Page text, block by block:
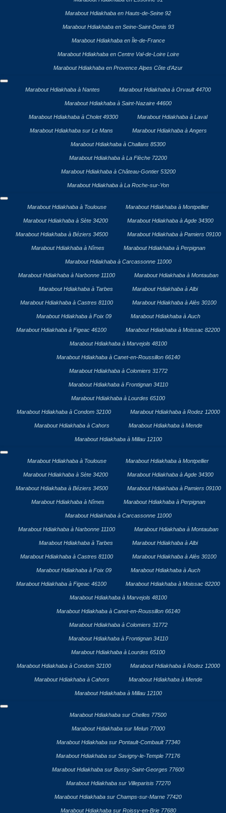
Marabout Hdiakhaba en Hauts-de-Seine 92
Marabout Hdiakhaba en Seine-Saint-Denis 93
Marabout Hdiakhaba en Île-de-France
Marabout Hdiakhaba en Centre Val-de-Loire Loire
Marabout Hdiakhaba en Provence Alpes Côte d’Azur
Marabout Hdiakhaba à Nantes Marabout Hdiakhaba à Orvault 44700
Marabout Hdiakhaba à Saint-Nazaire 44600
Marabout Hdiakhaba à Cholet 49300 Marabout Hdiakhaba à Laval
Marabout Hdiakhaba sur Le Mans Marabout Hdiakhaba à Angers
Marabout Hdiakhaba à Challans 85300
Marabout Hdiakhaba à La Flèche 72200
Marabout Hdiakhaba à Château-Gontier 53200
Marabout Hdiakhaba à La Roche-sur-Yon
Marabout Hdiakhaba à Toulouse Marabout Hdiakhaba à Montpellier
Marabout Hdiakhaba à Sète 34200 Marabout Hdiakhaba à Agde 34300
Marabout Hdiakhaba à Béziers 34500 Marabout Hdiakhaba à Pamiers 09100
Marabout Hdiakhaba à Nîmes Marabout Hdiakhaba à Perpignan
Marabout Hdiakhaba à Carcassonne 11000
Marabout Hdiakhaba à Narbonne 11100 Marabout Hdiakhaba à Montauban
Marabout Hdiakhaba à Tarbes Marabout Hdiakhaba à Albi
Marabout Hdiakhaba à Castres 81100 Marabout Hdiakhaba à Alès 30100
Marabout Hdiakhaba à Foix 09 Marabout Hdiakhaba à Auch
Marabout Hdiakhaba à Figeac 46100 Marabout Hdiakhaba à Moissac 82200
Marabout Hdiakhaba à Marvejols 48100
Marabout Hdiakhaba à Canet-en-Roussillon 66140
Marabout Hdiakhaba à Colomiers 31772
Marabout Hdiakhaba à Frontignan 34110
Marabout Hdiakhaba à Lourdes 65100
Marabout Hdiakhaba à Condom 32100 Marabout Hdiakhaba à Rodez 12000
Marabout Hdiakhaba à Cahors Marabout Hdiakhaba à Mende
Marabout Hdiakhaba à Millau 12100
Marabout Hdiakhaba à Toulouse Marabout Hdiakhaba à Montpellier
Marabout Hdiakhaba à Sète 34200 Marabout Hdiakhaba à Agde 34300
Marabout Hdiakhaba à Béziers 34500 Marabout Hdiakhaba à Pamiers 09100
Marabout Hdiakhaba à Nîmes Marabout Hdiakhaba à Perpignan
Marabout Hdiakhaba à Carcassonne 11000
Marabout Hdiakhaba à Narbonne 11100 Marabout Hdiakhaba à Montauban
Marabout Hdiakhaba à Tarbes Marabout Hdiakhaba à Albi
Marabout Hdiakhaba à Castres 81100 Marabout Hdiakhaba à Alès 30100
Marabout Hdiakhaba à Foix 09 Marabout Hdiakhaba à Auch
Marabout Hdiakhaba à Figeac 46100 Marabout Hdiakhaba à Moissac 82200
Marabout Hdiakhaba à Marvejols 48100
Marabout Hdiakhaba à Canet-en-Roussillon 66140
Marabout Hdiakhaba à Colomiers 31772
Marabout Hdiakhaba à Frontignan 34110
Marabout Hdiakhaba à Lourdes 65100
Marabout Hdiakhaba à Condom 32100 Marabout Hdiakhaba à Rodez 12000
Marabout Hdiakhaba à Cahors Marabout Hdiakhaba à Mende
Marabout Hdiakhaba à Millau 12100
Marabout Hdiakhaba sur Chelles 77500
Marabout Hdiakhaba sur Melun 77000
Marabout Hdiakhaba sur Pontault-Combault 77340
Marabout Hdiakhaba sur Savigny-le-Temple 77176
Marabout Hdiakhaba sur Bussy-Saint-Georges 77600
Marabout Hdiakhaba sur Villeparisis 77270
Marabout Hdiakhaba sur Champs-sur-Marne 77420
Marabout Hdiakhaba sur Roissy-en-Brie 77680